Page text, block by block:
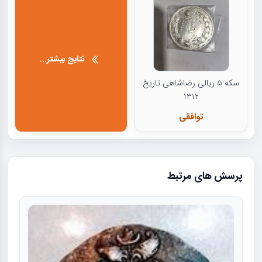
سکه ۵ ریالی رضاشاهی تاریخ
۱۳۱۲
توافقی
نتایج بیشتر...
پرسش های مرتبط